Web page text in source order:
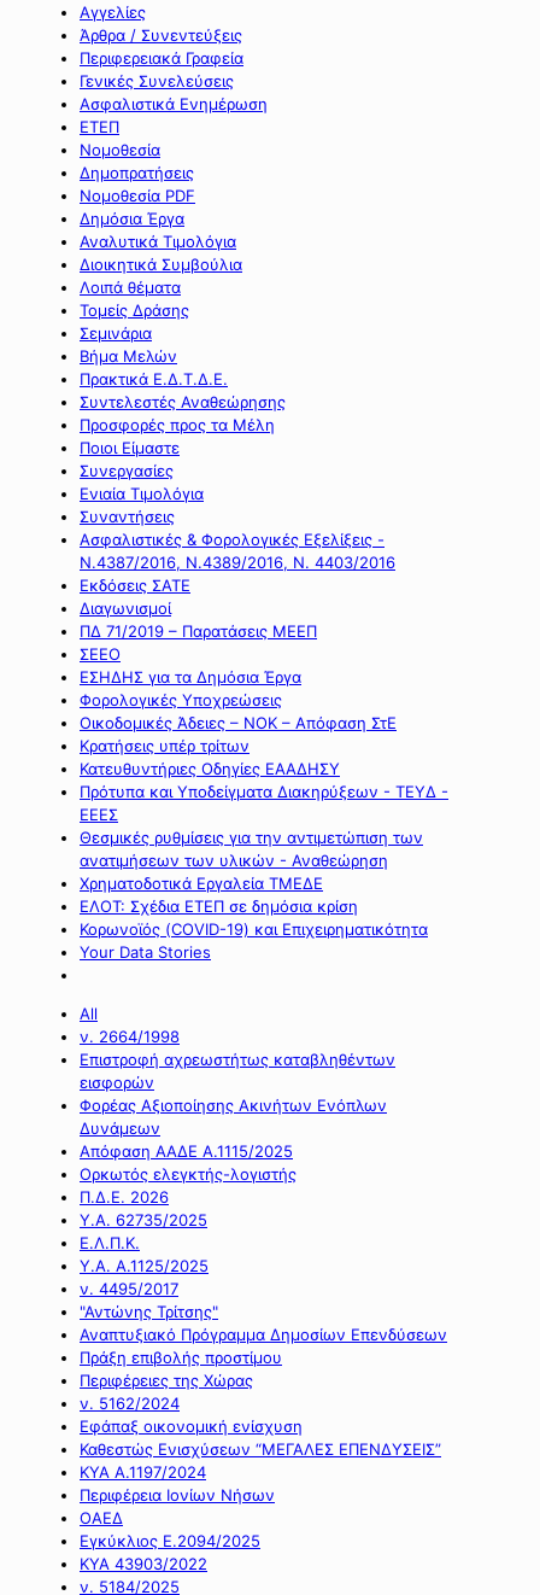
Αγγελίες
Άρθρα / Συνεντεύξεις
Περιφερειακά Γραφεία
Γενικές Συνελεύσεις
Ασφαλιστικά Ενημέρωση
ΕΤΕΠ
Νομοθεσία
Δημοπρατήσεις
Νομοθεσία PDF
Δημόσια Έργα
Αναλυτικά Τιμολόγια
Διοικητικά Συμβούλια
Λοιπά θέματα
Τομείς Δράσης
Σεμινάρια
Βήμα Μελών
Πρακτικά Ε.Δ.Τ.Δ.Ε.
Συντελεστές Αναθεώρησης
Προσφορές προς τα Μέλη
Ποιοι Είμαστε
Συνεργασίες
Ενιαία Τιμολόγια
Συναντήσεις
Ασφαλιστικές & Φορολογικές Εξελίξεις -
Ν.4387/2016, Ν.4389/2016, Ν. 4403/2016
Εκδόσεις ΣΑΤΕ
Διαγωνισμοί
ΠΔ 71/2019 – Παρατάσεις ΜΕΕΠ
ΣΕΕΟ
ΕΣΗΔΗΣ για τα Δημόσια Έργα
Φορολογικές Υποχρεώσεις
Οικοδομικές Άδειες – ΝΟΚ – Απόφαση ΣτΕ
Κρατήσεις υπέρ τρίτων
Κατευθυντήριες Οδηγίες ΕΑΑΔΗΣΥ
Πρότυπα και Υποδείγματα Διακηρύξεων - ΤΕΥΔ -
ΕΕΕΣ
Θεσμικές ρυθμίσεις για την αντιμετώπιση των
ανατιμήσεων των υλικών - Αναθεώρηση
Χρηματοδοτικά Εργαλεία ΤΜΕΔΕ
ΕΛΟΤ: Σχέδια ΕΤΕΠ σε δημόσια κρίση
Κορωνοϊός (COVID-19) και Επιχειρηματικότητα
Your Data Stories
All
ν. 2664/1998
Επιστροφή αχρεωστήτως καταβληθέντων
εισφορών
Φορέας Αξιοποίησης Ακινήτων Ενόπλων
Δυνάμεων
Απόφαση ΑΑΔΕ Α.1115/2025
Ορκωτός ελεγκτής-λογιστής
Π.Δ.Ε. 2026
Υ.Α. 62735/2025
Ε.Λ.Π.Κ.
Υ.Α. Α.1125/2025
ν. 4495/2017
"Αντώνης Τρίτσης"
Αναπτυξιακό Πρόγραμμα Δημοσίων Επενδύσεων
Πράξη επιβολής προστίμου
Περιφέρειες της Χώρας
ν. 5162/2024
Εφάπαξ οικονομική ενίσχυση
Καθεστώς Ενισχύσεων “ΜΕΓΑΛΕΣ ΕΠΕΝΔΥΣΕΙΣ”
ΚΥΑ Α.1197/2024
Περιφέρεια Ιονίων Νήσων
ΟΑΕΔ
Εγκύκλιος Ε.2094/2025
ΚΥΑ 43903/2022
ν. 5184/2025